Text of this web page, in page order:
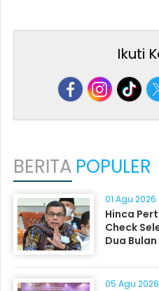
Ikuti
BERITA POPULER
01 Agu 2026
Hinca
Check
Dua
05 Agu 2026